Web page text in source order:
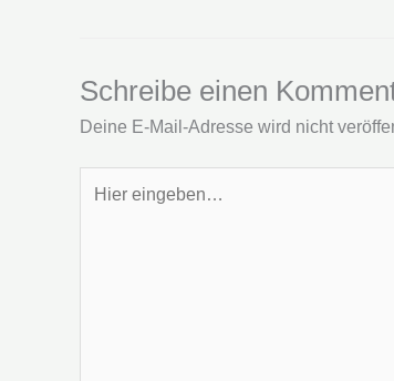
Schreibe einen
Deine E-Mail-Adresse wird nicht
eingeben…